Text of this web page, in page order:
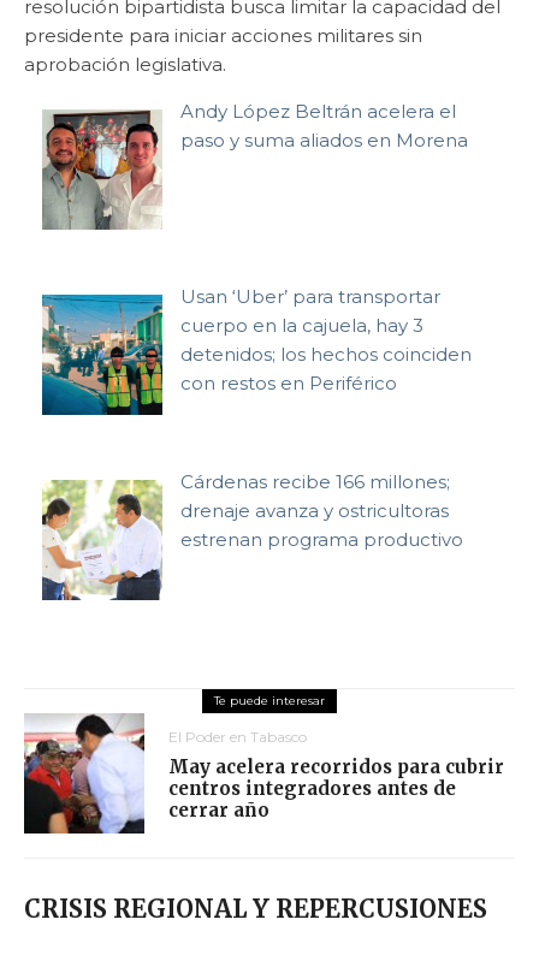
resolución bipartidista busca limitar la capacidad del
presidente para iniciar acciones militares sin
aprobación legislativa.
Andy López Beltrán acelera el
paso y suma aliados en Morena
Usan ‘Uber’ para transportar
cuerpo en la cajuela, hay 3
detenidos; los hechos coinciden
con restos en Periférico
Cárdenas recibe 166 millones;
drenaje avanza y ostricultoras
estrenan programa productivo
El Poder en Tabasco
May acelera recorridos para cubrir
centros integradores antes de
cerrar año
CRISIS REGIONAL Y REPERCUSIONES